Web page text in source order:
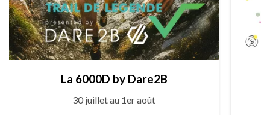
La 6000D by Dare2B
30 juillet au 1er août